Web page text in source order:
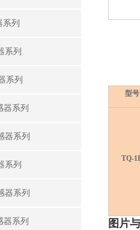
系列
系列
系列
器系列
器系列
系列
器系列
器系列
型号
TQ-
图片